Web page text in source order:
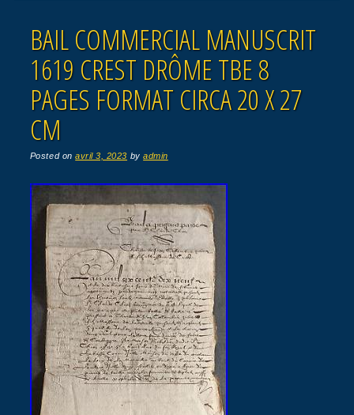
BAIL COMMERCIAL MANUSCRIT
1619 CREST DRÔME TBE 8
PAGES FORMAT CIRCA 20 X 27
CM
Posted onavril 3, 2023 byadmin